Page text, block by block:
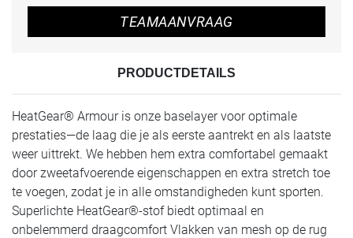
TEAMAANVRAAG
PRODUCTDETAILS
HeatGear® Armour is onze baselayer voor optimale
prestaties—de laag die je als eerste aantrekt en als laatste
weer uittrekt. We hebben hem extra comfortabel gemaakt
door zweetafvoerende eigenschappen en extra stretch toe
te voegen, zodat je in alle omstandigheden kunt sporten.
Superlichte HeatGear®-stof biedt optimaal en
onbelemmerd draagcomfort Vlakken van mesh op de rug